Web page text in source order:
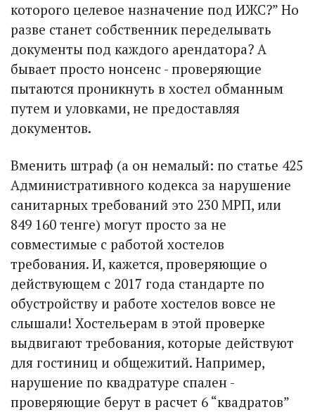
которого целевое назначение под ИЖС?” Но
разве станет собственник переделывать
документы под каждого арендатора? А
бывает просто нонсенс - проверяющие
пытаются проникнуть в хостел обманным
путем и уловками, не предоставляя
документов.
Вменить штраф (а он немалый: по статье 425
Административного кодекса за нарушение
санитарных требований это 230 МРП, или
849 160 тенге) могут просто за не
совместимые с работой хостелов
требования. И, кажется, проверяющие о
действующем с 2017 года стандарте по
обустройству и работе хостелов вовсе не
слышали! Хостельерам в этой проверке
выдвигают требования, которые действуют
для гостиниц и общежитий. Например,
нарушение по квадратуре спален -
проверяющие берут в расчет 6 “квадратов”